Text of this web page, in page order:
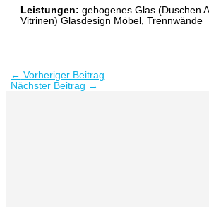
Leistungen: gebogenes Glas (Duschen
Vitrinen) Glasdesign Möbel, Trennwände
← Vorheriger Beitrag
Nächster Beitrag →